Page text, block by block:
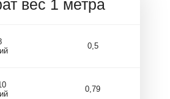
вес 1 метра
0,5
0,79